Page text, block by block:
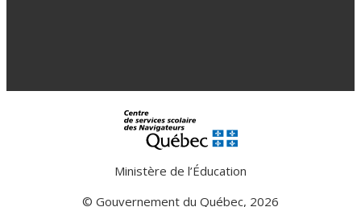
Ministère de l’Éducation
© Gouvernement du Québec, 2026